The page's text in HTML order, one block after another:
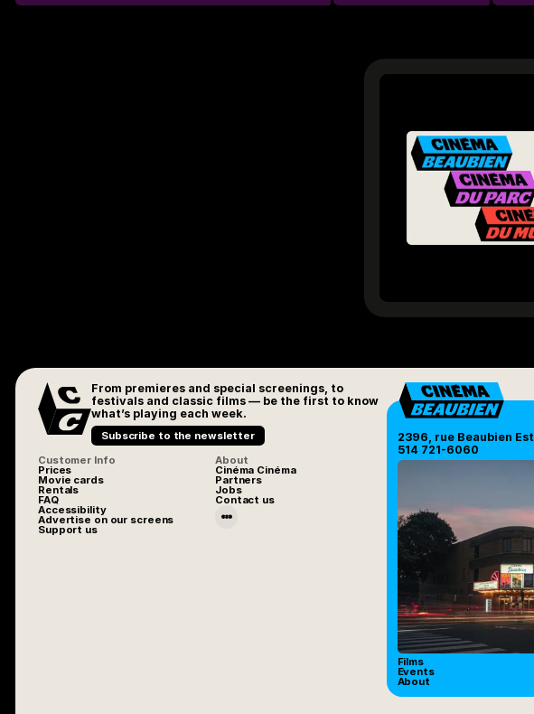
From premieres and special screenings, to
festivals and classic films — be the first to know
what’s playing each week.
Subscribe to the newsletter
Customer Info
Prices
Movie cards
Rentals
FAQ
Accessibility
Advertise on our screens
Support us
About
Cinéma Cinéma
Partners
Jobs
Contact us
2396, rue Beaubien Est
514 721-6060
Films
Events
About